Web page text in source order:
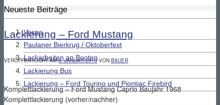
Lackierung – Ford Mustang
VERÖFFENTLICHT AM8. JANUAR 2013 VON BAUER
Komplettlackierung – Ford Mustang Caprio Baujahr 1968
Komplettlackierung (vorher/nachher)
Neueste Beiträge
Vespa
Paulaner Bierkrug / Oktoberfest
Lackarbeiten an Booten
Lackierung Bus
Lackierung – Ford Tourino und Piontiac Firebird